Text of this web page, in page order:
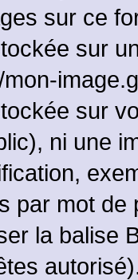
sur ce
sur
sur
ni une
par mot de
la balise